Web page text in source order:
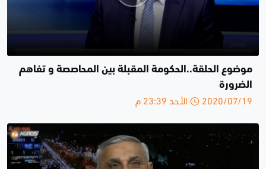
موضوع الحلقة..الحكومة المقبلة بين المحاصصة و تفاهم
الضرورة
2020/07/19 الأحد 23:39 م